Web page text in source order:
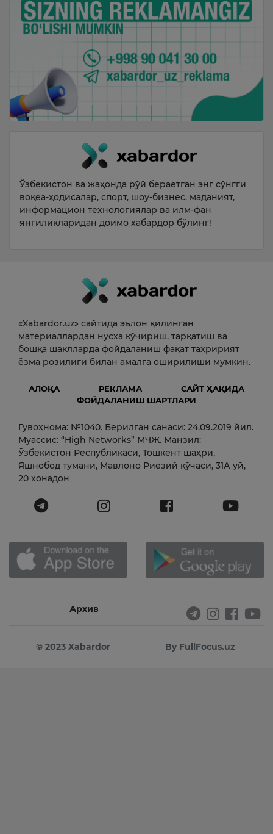
Ўзбекистон ва жаҳонда рўй бераётган энг сўнгги
воқеа-ҳодисалар, спорт, шоу-бизнес, маданият,
информацион технологиялар ва илм-фан
янгиликларидан доимо хабардор бўлинг!
«Xabardor.uz» сайтида эълон қилинган
материаллардан нусха кўчириш, тарқатиш ва
бошқа шаклларда фойдаланиш фақат таҳририят
ёзма розилиги билан амалга оширилиши мумкин.
АЛОҚА РЕКЛАМА
САЙТ ҲАҚИДА
ФОЙДАЛАНИШ ШАРТЛАРИ
Гувоҳнома: №1040. Берилган санаси: 24.09.2019 йил.
Муассис: “High Networks” МЧЖ. Манзил:
Ўзбекистон Республикаси, Тошкент шаҳри,
Яшнобод тумани, Мавлоно Риёзий кўчаси, 31А уй,
20 хонадон
Архив
© 2023 Xabardor By FullFocus.uz